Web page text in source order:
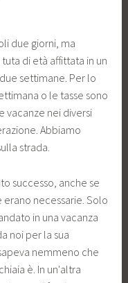
due giorni, ma
di età affittata in un
settimane. Per lo
o le tasse sono
vacanze nei diversi
Abbiamo
strada.
successo, anche se
necessarie. Solo
in una vacanza
noi per la sua
nemmeno che
è. In un'altra